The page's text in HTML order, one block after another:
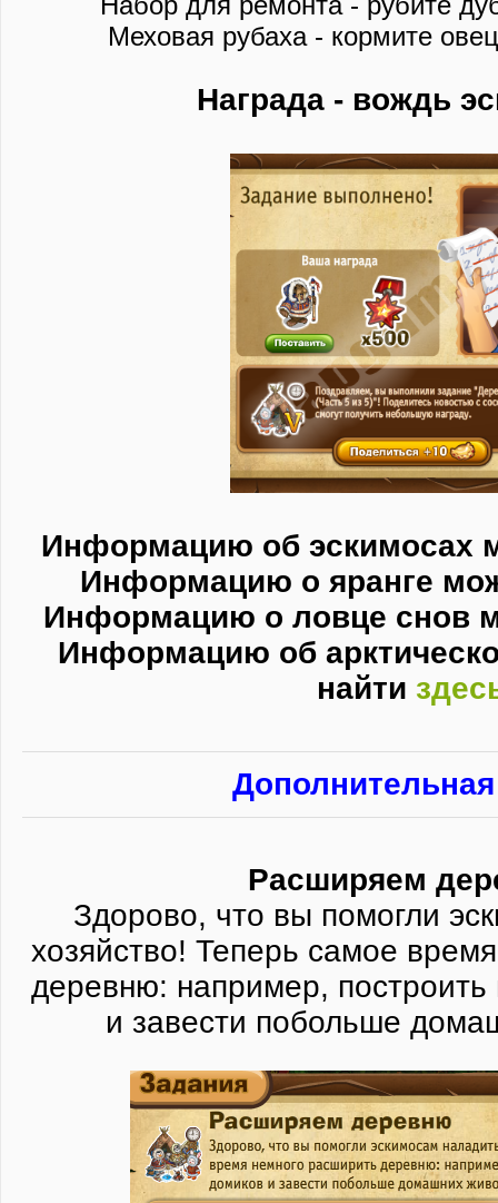
Меховая рубаха - кормите
Награда - вождь
Информацию об эскимосах
Информацию о яранге
Информацию о ловце снов
Информацию об
найти
Расширяем
Здорово, что вы помогли
хозяйство! Теперь самое
деревню: например,
и завести побольше